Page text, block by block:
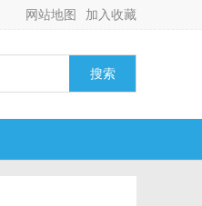
加入收藏
网站地图
搜索